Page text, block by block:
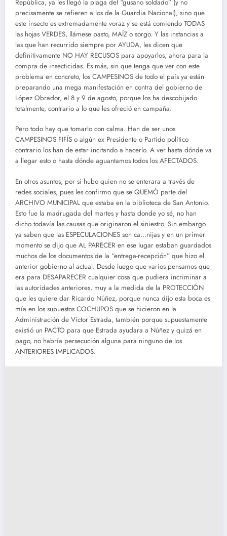
República, ya les llegó la plaga del “gusano soldado” (y no
precisamente se refieren a los de la Guardia Nacional), sino que
este insecto es extremadamente voraz y se está comiendo TODAS
las hojas VERDES, llámese pasto, MAÍZ o sorgo. Y las instancias a
las que han recurrido siempre por AYUDA, les dicen que
definitivamente NO HAY RECUSOS para apoyarlos, ahora para la
compra de insecticidas. Es más, sin que tenga que ver con este
problema en concreto, los CAMPESINOS de todo el país ya están
preparando una mega manifestación en contra del gobierno de
López Obrador, el 8 y 9 de agosto, porque los ha descobijado
totalmente, contrario a lo que les ofreció en campaña.
Pero todo hay que tomarlo con calma. Han de ser unos
CAMPESINOS FIFÍS o algún ex Presidente o Partido político
contrario los han de estar incitando a hacerlo. A ver hasta dónde va
a llegar esto o hasta dónde aguantamos todos los AFECTADOS.
En otros asuntos, por si hubo quien no se enterara a través de
redes sociales, pues les confirmo que se QUEMÓ parte del
ARCHIVO MUNICIPAL que estaba en la biblioteca de San Antonio.
Esto fue la madrugada del martes y hasta donde yo sé, no han
dicho todavía las causas que originaron el siniestro. Sin embargo
ya saben que las ESPECULACIONES son ca…nijas y en un primer
momento se dijo que AL PARECER en ese lugar estaban guardados
muchos de los documentos de la “entrega-recepción” que hizo el
anterior gobierno al actual. Desde luego que varios pensamos que
era para DESAPARECER cualquier cosa que pudiera incriminar a
las autoridades anteriores, muy a la medida de la PROTECCIÓN
que les quiere dar Ricardo Núñez, porque nunca dijo esta boca es
mía en los supuestos COCHUPOS que se hicieron en la
Administración de Víctor Estrada, también porque supuestamente
existió un PACTO para que Estrada ayudara a Núñez y quizá en
pago, no habría persecución alguna para ninguno de los
ANTERIORES IMPLICADOS.